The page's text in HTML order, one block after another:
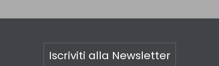
Iscriviti alla Newsletter